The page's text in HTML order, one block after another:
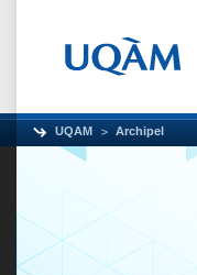
UQAM Archipel